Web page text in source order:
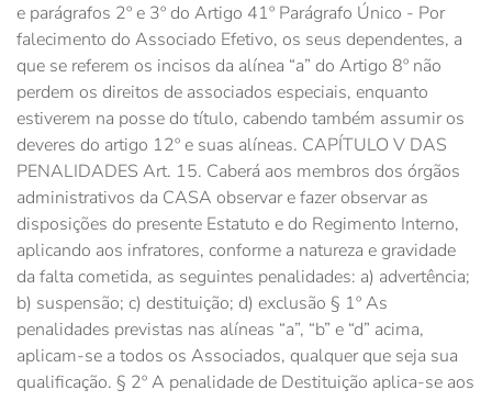
e parágrafos 2º e 3º do Artigo 41º Parágrafo Único - Por
falecimento do Associado Efetivo, os seus dependentes, a
que se referem os incisos da alínea “a” do Artigo 8º não
perdem os direitos de associados especiais, enquanto
estiverem na posse do título, cabendo também assumir os
deveres do artigo 12º e suas alíneas. CAPÍTULO V DAS
PENALIDADES Art. 15. Caberá aos membros dos órgãos
administrativos da CASA observar e fazer observar as
disposições do presente Estatuto e do Regimento Interno,
aplicando aos infratores, conforme a natureza e gravidade
da falta cometida, as seguintes penalidades: a) advertência;
b) suspensão; c) destituição; d) exclusão § 1º As
penalidades previstas nas alíneas “a”, “b” e “d” acima,
aplicam-se a todos os Associados, qualquer que seja sua
qualificação. § 2º A penalidade de Destituição aplica-se aos